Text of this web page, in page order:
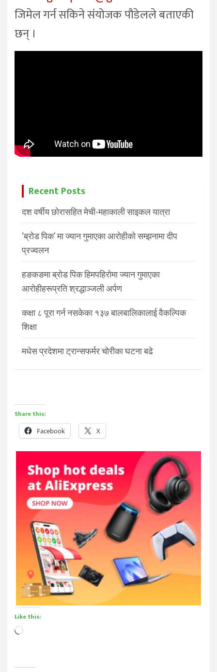
जिमेल गर्न सकिने संयोजक पौडेलले बताएकी
छन् ।
Recent Posts
दश वर्षीय छोरासहित मेची-महाकाली साइकल यात्रा
‘ब्रोड पिक’ मा ज्यान गुमाएका आरोहीको सम्झनामा दीप
प्रज्वलन
हङकङमा ब्रोड पिक हिमपहिरोमा ज्यान गुमाएका
आरोहीहरूप्रति श्रद्धाञ्जली अर्पण
कक्षा ८ पूरा गर्न नसकेका १३७ बालबालिकालाई वैकल्पिक
शिक्षा
मधेस प्रदेशमा ट्रान्सफर्मर चोरीका घटना बढे
Share this:
Facebook X
Like this:
Loading…